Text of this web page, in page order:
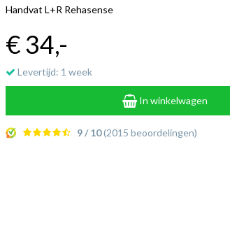
Handvat L+R Rehasense
€ 34,-
Levertijd: 1 week
In winkelwagen
9 / 10(2015 beoordelingen)